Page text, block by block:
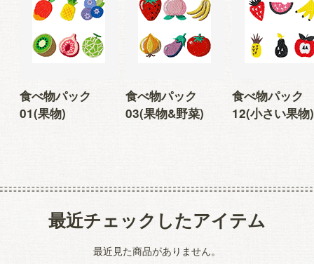
食べ物パック
01(果物)
食べ物パック
03(果物&野菜)
食べ物パック
12(小さい果物)
最近チェックしたアイテム
最近見た商品がありません。